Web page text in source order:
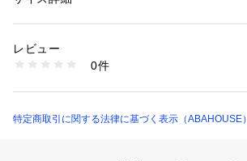
使いやすいフルジップ仕様で着脱簡単
裏毛素材で保温性と柔らかな肌触りを両立
丈夫な縫製でデイリーローテーションに対応
素材：コットン
商品番号：
04520020045 （ショップ）
レビュー
0件
特定商取引に関する法律に基づく表示（ABAHOUSE）